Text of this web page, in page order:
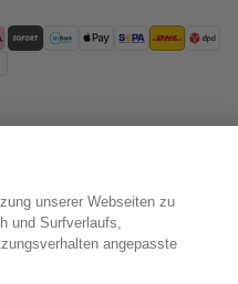
unserer Webseiten zu
und Surfverlaufs,
angepasste